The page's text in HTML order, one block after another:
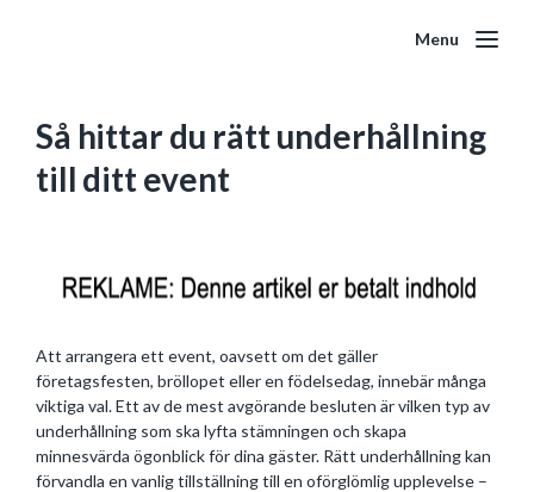
Menu
Så hittar du rätt underhållning
till ditt event
Att arrangera ett event, oavsett om det gäller
företagsfesten, bröllopet eller en födelsedag, innebär många
viktiga val. Ett av de mest avgörande besluten är vilken typ av
underhållning som ska lyfta stämningen och skapa
minnesvärda ögonblick för dina gäster. Rätt underhållning kan
förvandla en vanlig tillställning till en oförglömlig upplevelse –